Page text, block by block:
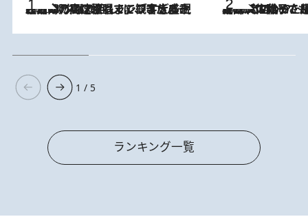
2026.8.7
「湘南乃風に憧れて」観客大盛上がりの“タオル回し”に、ラッパー顔負けの高速歌唱まで…さだまさし（74）のアグレッシブすぎる現在地 2026.8.5
【阿川佐和子さんの年とる力】なぜ70代で始めた趣味は“こんなに楽しい”のか？ ピアノ、俳句…スランプに陥っても続けられる“ある秘訣”とは
1 / 5
ランキング一覧